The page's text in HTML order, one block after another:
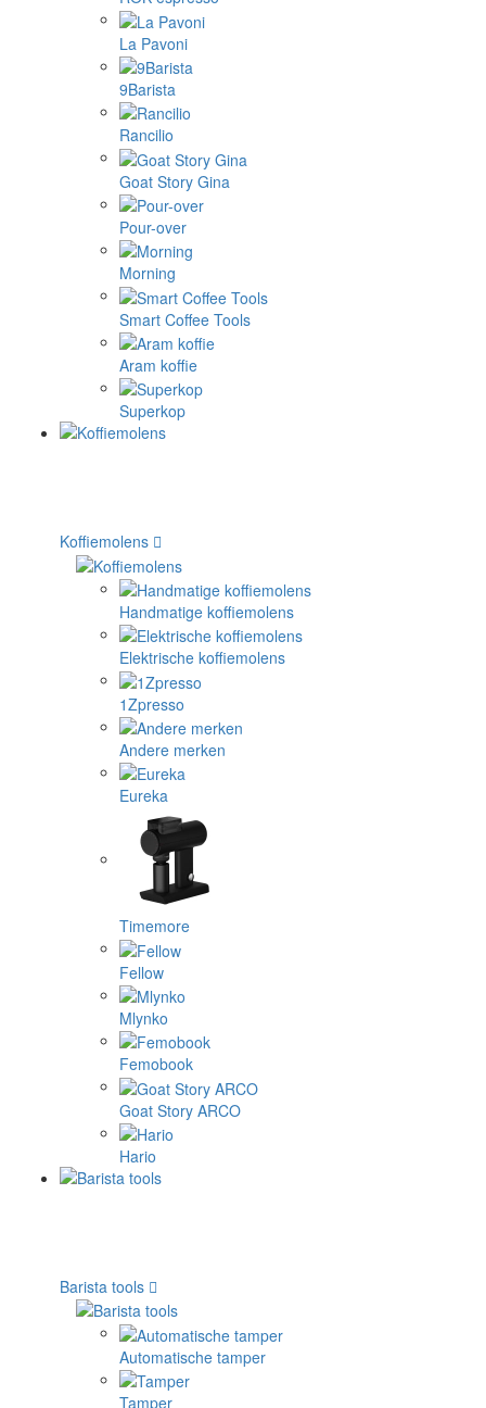
La Pavoni
9Barista
Rancilio
Goat Story Gina
Pour-over
Morning
Smart Coffee Tools
Aram koffie
Superkop
Koffiemolens
Handmatige koffiemolens
Elektrische koffiemolens
1Zpresso
Andere merken
Eureka
Timemore
Fellow
Mlynko
Femobook
Goat Story ARCO
Hario
Barista tools
Automatische tamper
Tamper